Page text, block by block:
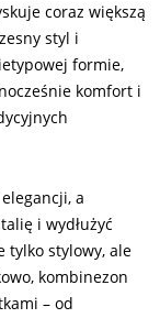
coraz większą
styl i
formie,
komfort i
a
i wydłużyć
tylko stylowy, ale
kombinezon
– od